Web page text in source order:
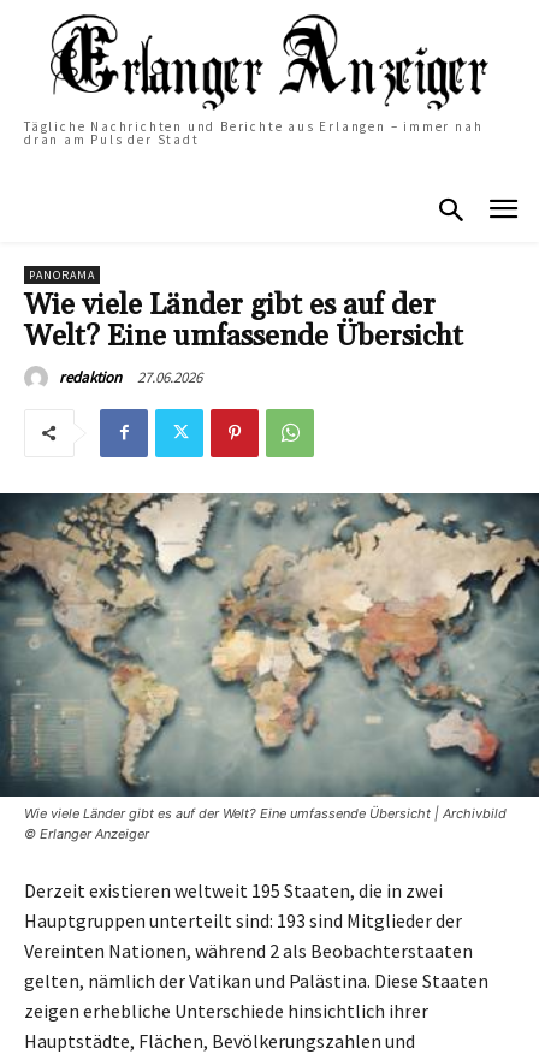
Tägliche Nachrichten und Berichte aus Erlangen – immer nah
dran am Puls der Stadt
PANORAMA
Wie viele Länder gibt es auf der
Welt? Eine umfassende Übersicht
redaktion 27.06.2026
Wie viele Länder gibt es auf der Welt? Eine umfassende Übersicht | Archivbild
© Erlanger Anzeiger
Derzeit existieren weltweit 195 Staaten, die in zwei
Hauptgruppen unterteilt sind: 193 sind Mitglieder der
Vereinten Nationen, während 2 als Beobachterstaaten
gelten, nämlich der Vatikan und Palästina. Diese Staaten
zeigen erhebliche Unterschiede hinsichtlich ihrer
Hauptstädte, Flächen, Bevölkerungszahlen und